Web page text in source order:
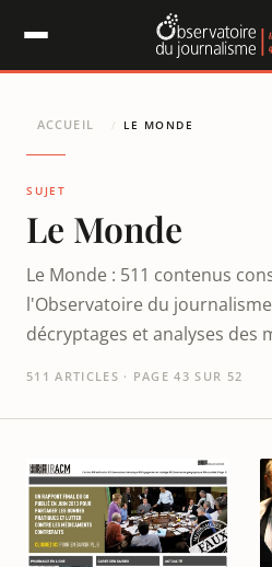
ACCUEIL / LE MONDE
SUJET
Le Monde
Le Monde : 511 contenus
l'Observatoire du
décryptages et analyses des
511 ARTICLES · PAGE 43 SUR 52
Panneau de gestion des cookies